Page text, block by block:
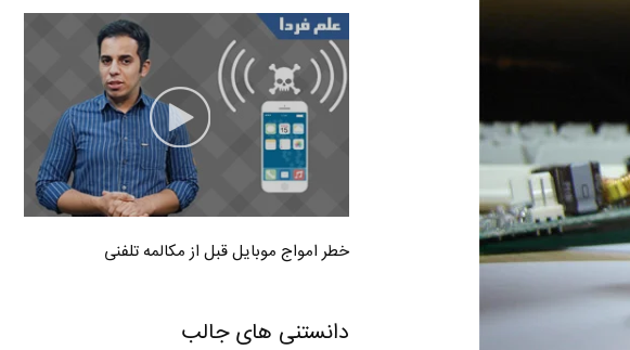
خطر امواج موبایل قبل از مکالمه تلفنی
دانستنی های جالب